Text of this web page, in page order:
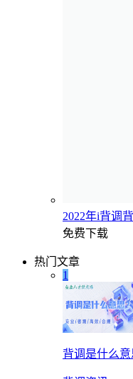
2022年i背调
免费下载
热门文章
1
背调是什么